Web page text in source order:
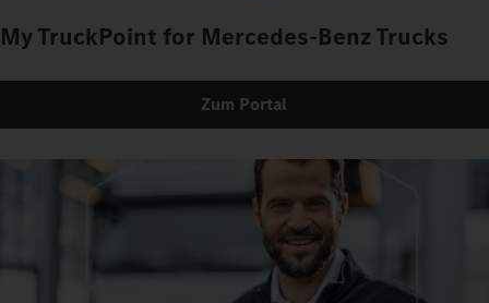
My TruckPoint for Mercedes-Benz Trucks
Zum Portal